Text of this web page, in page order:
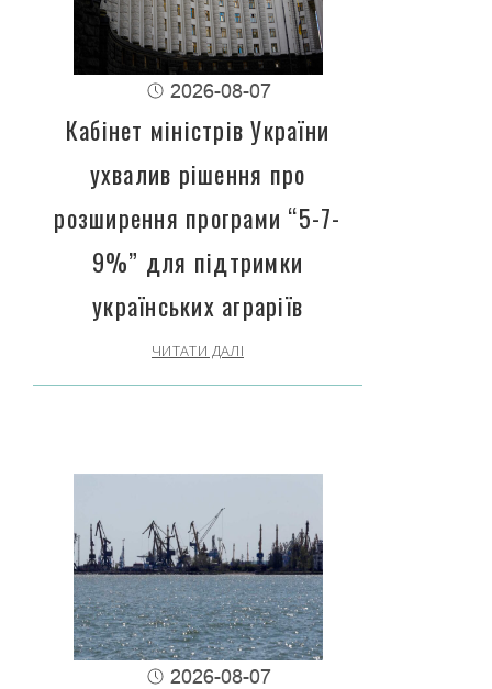
2026-08-07
Кабінет міністрів України
ухвалив рішення про
розширення програми “5-7-
9%” для підтримки
українських аграріїв
ЧИТАТИ ДАЛІ
2026-08-07